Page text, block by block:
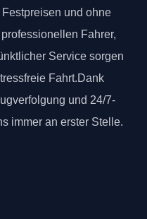
und ohne
Fahrer,
Service sorgen
Fahrt.Dank
und 24/7-
immer an erster Stelle.